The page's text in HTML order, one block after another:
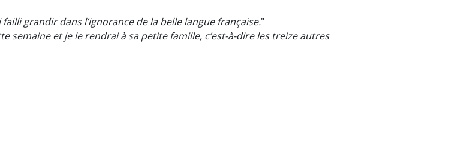
grandir dans l’ignorance de la belle langue française."
semaine et je le rendrai à sa petite famille, c’est-à-dire les treize autres